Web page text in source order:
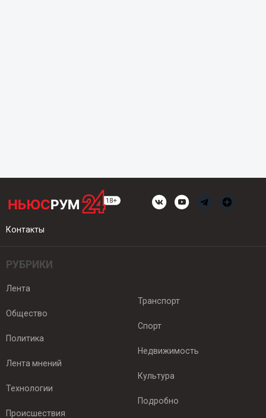
Контакты
РУБРИКИ
Лента
Общество
Политика
Лента мнений
Технологии
Происшествия
Транспорт
Спорт
Недвижимость
Культура
Подробно